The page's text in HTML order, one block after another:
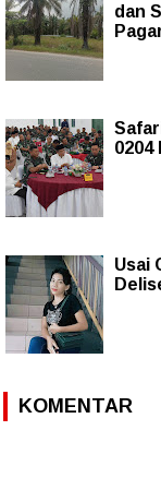
dan
0204
Usai
KOMENTAR